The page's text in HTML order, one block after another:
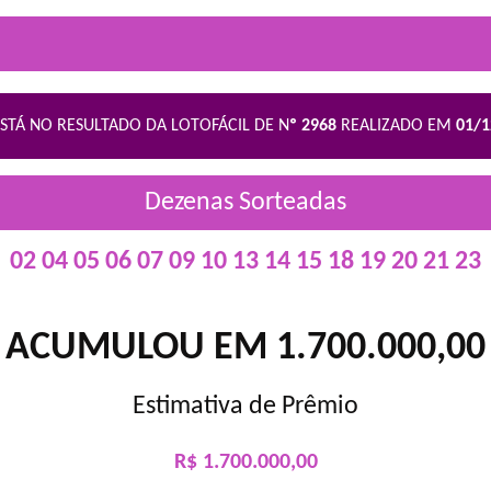
NO RESULTADO DA LOTOFÁCIL DE Nº 2968 REALIZADO EM 01/
Dezenas Sorteadas
02 04 05 06 07 09 10 13 14 15 18 19 20 21 23
ACUMULOU EM 1.700.000,00
Estimativa de Prêmio
R$ 1.700.000,00